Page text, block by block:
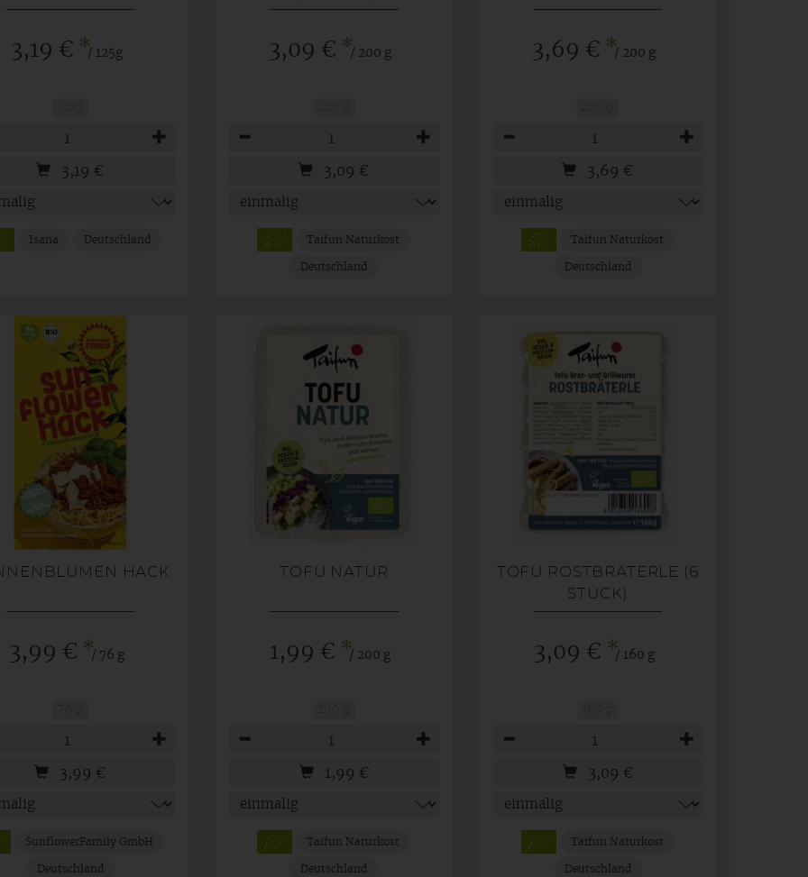
3,19 € */ 125g
3,19 €
Isana Deutschland
3,09 € */ 200 g
3,09 €
Taifun Naturkost
Deutschland
3,69 € */ 200 g
3,69 €
Taifun Naturkost
Deutschland
HACK
3,99 € */ 76 g
3,99 €
SunflowerFamily GmbH
Deutschland
TOFU NATUR
1,99 € */ 200 g
1,99 €
Taifun Naturkost
Deutschland
TOFU ROSTBRÄTERLE (6
STÜCK)
3,09 € */ 160 g
3,09 €
Taifun Naturkost
Deutschland